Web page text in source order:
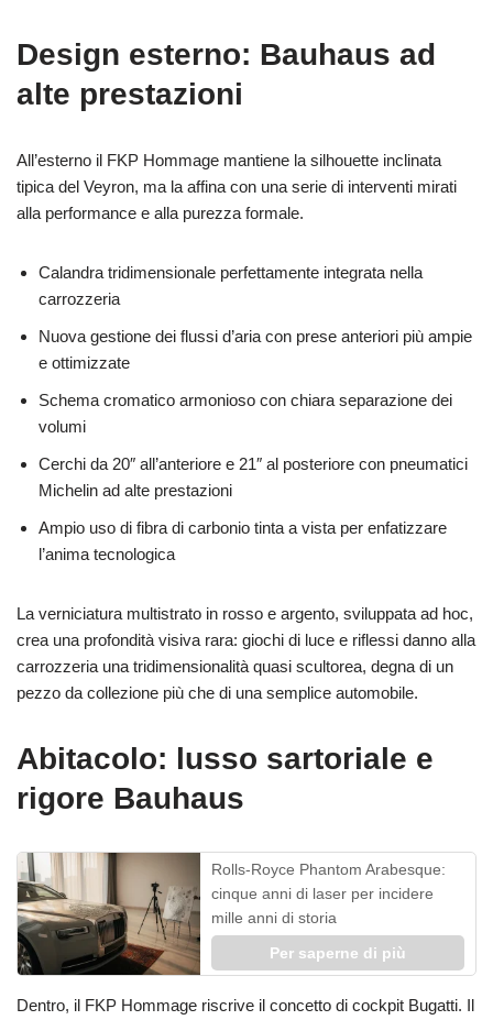
Design esterno: Bauhaus ad
alte prestazioni
All’esterno il FKP Hommage mantiene la silhouette inclinata
tipica del Veyron, ma la affina con una serie di interventi mirati
alla performance e alla purezza formale.
Calandra tridimensionale perfettamente integrata nella
carrozzeria
Nuova gestione dei flussi d’aria con prese anteriori più ampie
e ottimizzate
Schema cromatico armonioso con chiara separazione dei
volumi
Cerchi da 20″ all’anteriore e 21″ al posteriore con pneumatici
Michelin ad alte prestazioni
Ampio uso di fibra di carbonio tinta a vista per enfatizzare
l’anima tecnologica
La verniciatura multistrato in rosso e argento, sviluppata ad hoc,
crea una profondità visiva rara: giochi di luce e riflessi danno alla
carrozzeria una tridimensionalità quasi scultorea, degna di un
pezzo da collezione più che di una semplice automobile.
Abitacolo: lusso sartoriale e
rigore Bauhaus
Rolls-Royce Phantom Arabesque:
cinque anni di laser per incidere
mille anni di storia
Per saperne di più
Dentro, il FKP Hommage riscrive il concetto di cockpit Bugatti. Il